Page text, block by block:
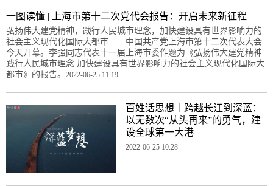
一图读懂 | 上海市第十二次党代会报告：开启未来新征程
弘扬伟大建党精神，践行人民城市理念，加快建设具有世界影响力的
社会主义现代化国际大都市 中国共产党上海市第十二次代表大会
今天开幕。李强同志代表十一届上海市委作题为《弘扬伟大建党精神
践行人民城市理念 加快建设具有世界影响力的社会主义现代化国际大
都市》的报告。 2022-06-25 11:19
百姓话思想｜跨越长江到深蓝：
以无数次“从头再来”的勇气，建
设全球第一大港
2022-06-25 10:28